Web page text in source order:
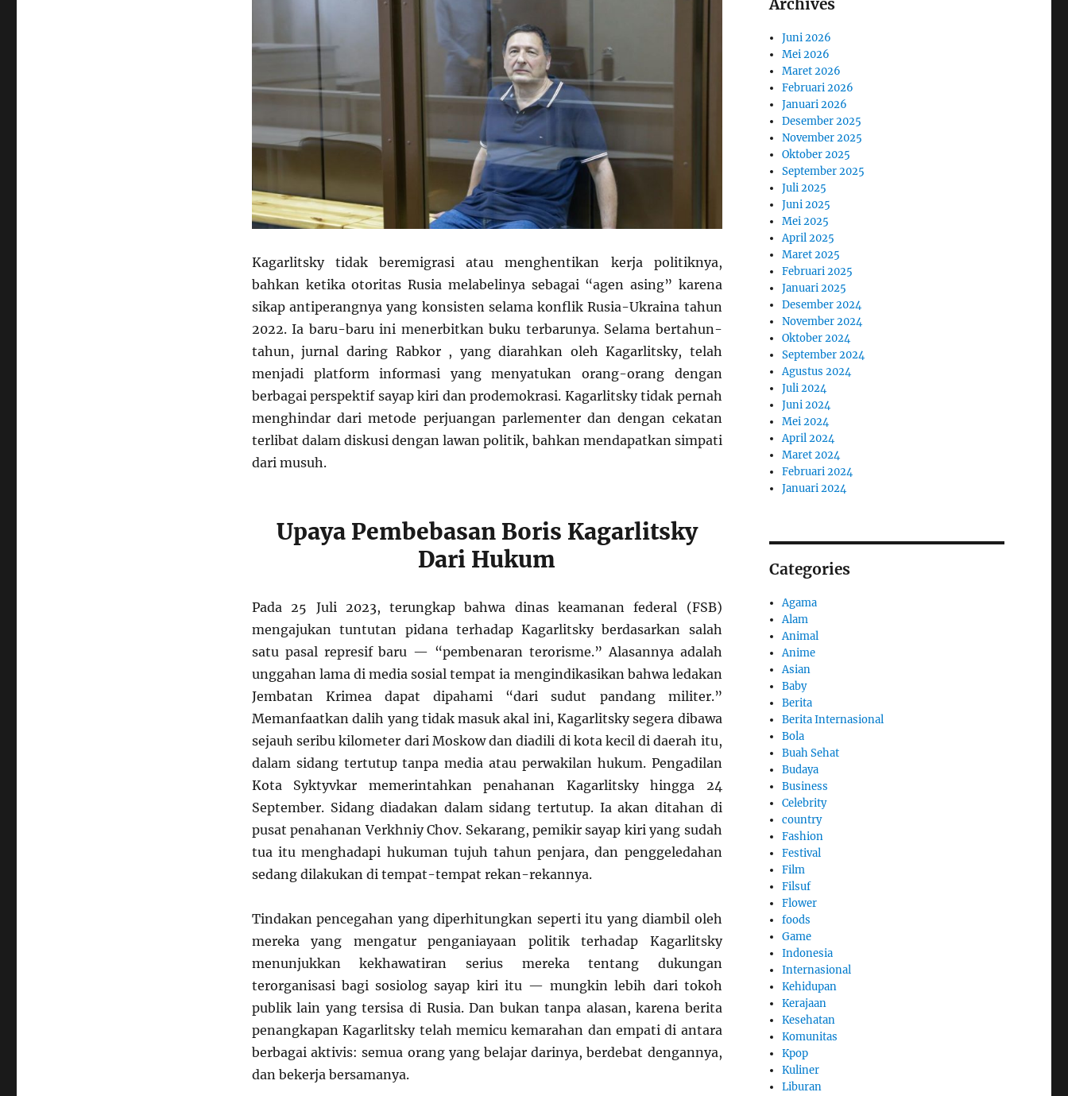
Kagarlitsky tidak beremigrasi atau menghentikan kerja politiknya,
bahkan ketika otoritas Rusia melabelinya sebagai “agen asing” karena
sikap antiperangnya yang konsisten selama konflik Rusia-Ukraina tahun
2022. Ia baru-baru ini menerbitkan buku terbarunya. Selama bertahun-
tahun, jurnal daring Rabkor , yang diarahkan oleh Kagarlitsky, telah
menjadi platform informasi yang menyatukan orang-orang dengan
berbagai perspektif sayap kiri dan prodemokrasi. Kagarlitsky tidak pernah
menghindar dari metode perjuangan parlementer dan dengan cekatan
terlibat dalam diskusi dengan lawan politik, bahkan mendapatkan simpati
dari musuh.
Upaya Pembebasan Boris Kagarlitsky
Dari Hukum
Pada 25 Juli 2023, terungkap bahwa dinas keamanan federal (FSB)
mengajukan tuntutan pidana terhadap Kagarlitsky berdasarkan salah
satu pasal represif baru — “pembenaran terorisme.” Alasannya adalah
unggahan lama di media sosial tempat ia mengindikasikan bahwa ledakan
Jembatan Krimea dapat dipahami “dari sudut pandang militer.”
Memanfaatkan dalih yang tidak masuk akal ini, Kagarlitsky segera dibawa
sejauh seribu kilometer dari Moskow dan diadili di kota kecil di daerah itu,
dalam sidang tertutup tanpa media atau perwakilan hukum. Pengadilan
Kota Syktyvkar memerintahkan penahanan Kagarlitsky hingga 24
September. Sidang diadakan dalam sidang tertutup. Ia akan ditahan di
pusat penahanan Verkhniy Chov. Sekarang, pemikir sayap kiri yang sudah
tua itu menghadapi hukuman tujuh tahun penjara, dan penggeledahan
sedang dilakukan di tempat-tempat rekan-rekannya.
Tindakan pencegahan yang diperhitungkan seperti itu yang diambil oleh
mereka yang mengatur penganiayaan politik terhadap Kagarlitsky
menunjukkan kekhawatiran serius mereka tentang dukungan
terorganisasi bagi sosiolog sayap kiri itu — mungkin lebih dari tokoh
publik lain yang tersisa di Rusia. Dan bukan tanpa alasan, karena berita
penangkapan Kagarlitsky telah memicu kemarahan dan empati di antara
berbagai aktivis: semua orang yang belajar darinya, berdebat dengannya,
dan bekerja bersamanya.
Archives
Juni 2026
Mei 2026
Maret 2026
Februari 2026
Januari 2026
Desember 2025
November 2025
Oktober 2025
September 2025
Juli 2025
Juni 2025
Mei 2025
April 2025
Maret 2025
Februari 2025
Januari 2025
Desember 2024
November 2024
Oktober 2024
September 2024
Agustus 2024
Juli 2024
Juni 2024
Mei 2024
April 2024
Maret 2024
Februari 2024
Januari 2024
Categories
Agama
Alam
Animal
Anime
Asian
Baby
Berita
Berita Internasional
Bola
Buah Sehat
Budaya
Business
Celebrity
country
Fashion
Festival
Film
Filsuf
Flower
foods
Game
Indonesia
Internasional
Kehidupan
Kerajaan
Kesehatan
Komunitas
Kpop
Kuliner
Liburan